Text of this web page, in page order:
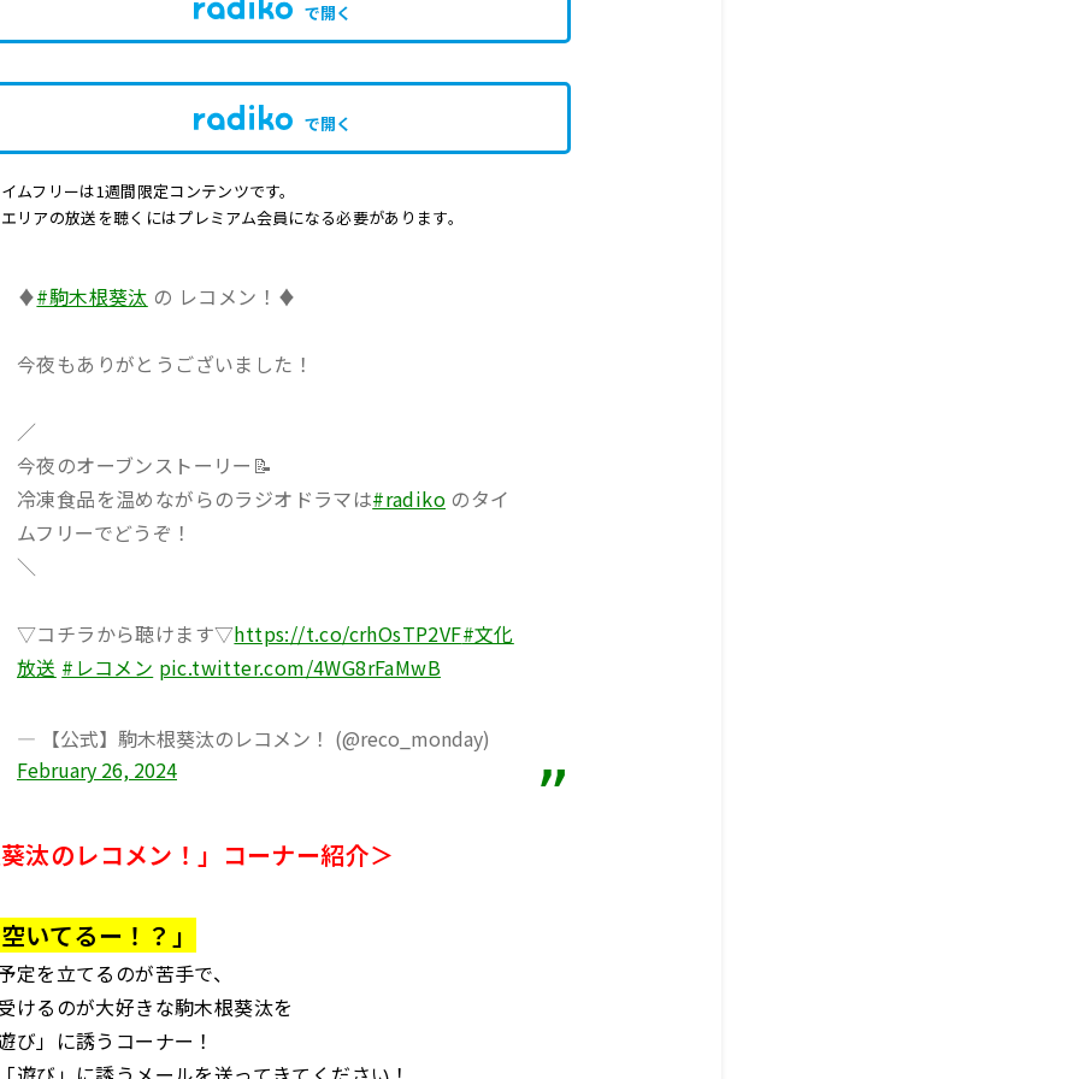
で開く
で開く
ムフリーは1週間限定コンテンツです。
リアの放送を聴くにはプレミアム会員になる必要があります。
♦️#駒木根葵汰 の レコメン！♦️
今夜もありがとうございました！
／
今夜のオーブンストーリー📝
冷凍食品を温めながらのラジオドラマは#radiko のタイ
ムフリーでどうぞ！
＼
▽コチラから聴けます▽https://t.co/crhOsTP2VF#文化
放送 #レコメン pic.twitter.com/4WG8rFaMwB
— 【公式】駒木根葵汰のレコメン！ (@reco_monday)
February 26, 2024
汰のレコメン！」コーナー紹介＞
いてるー！？」
定を立てるのが苦手で、
けるのが大好きな駒木根葵汰を
び」に誘うコーナー！